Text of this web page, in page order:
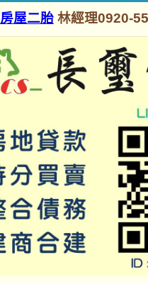
房屋二胎 林經理0920-